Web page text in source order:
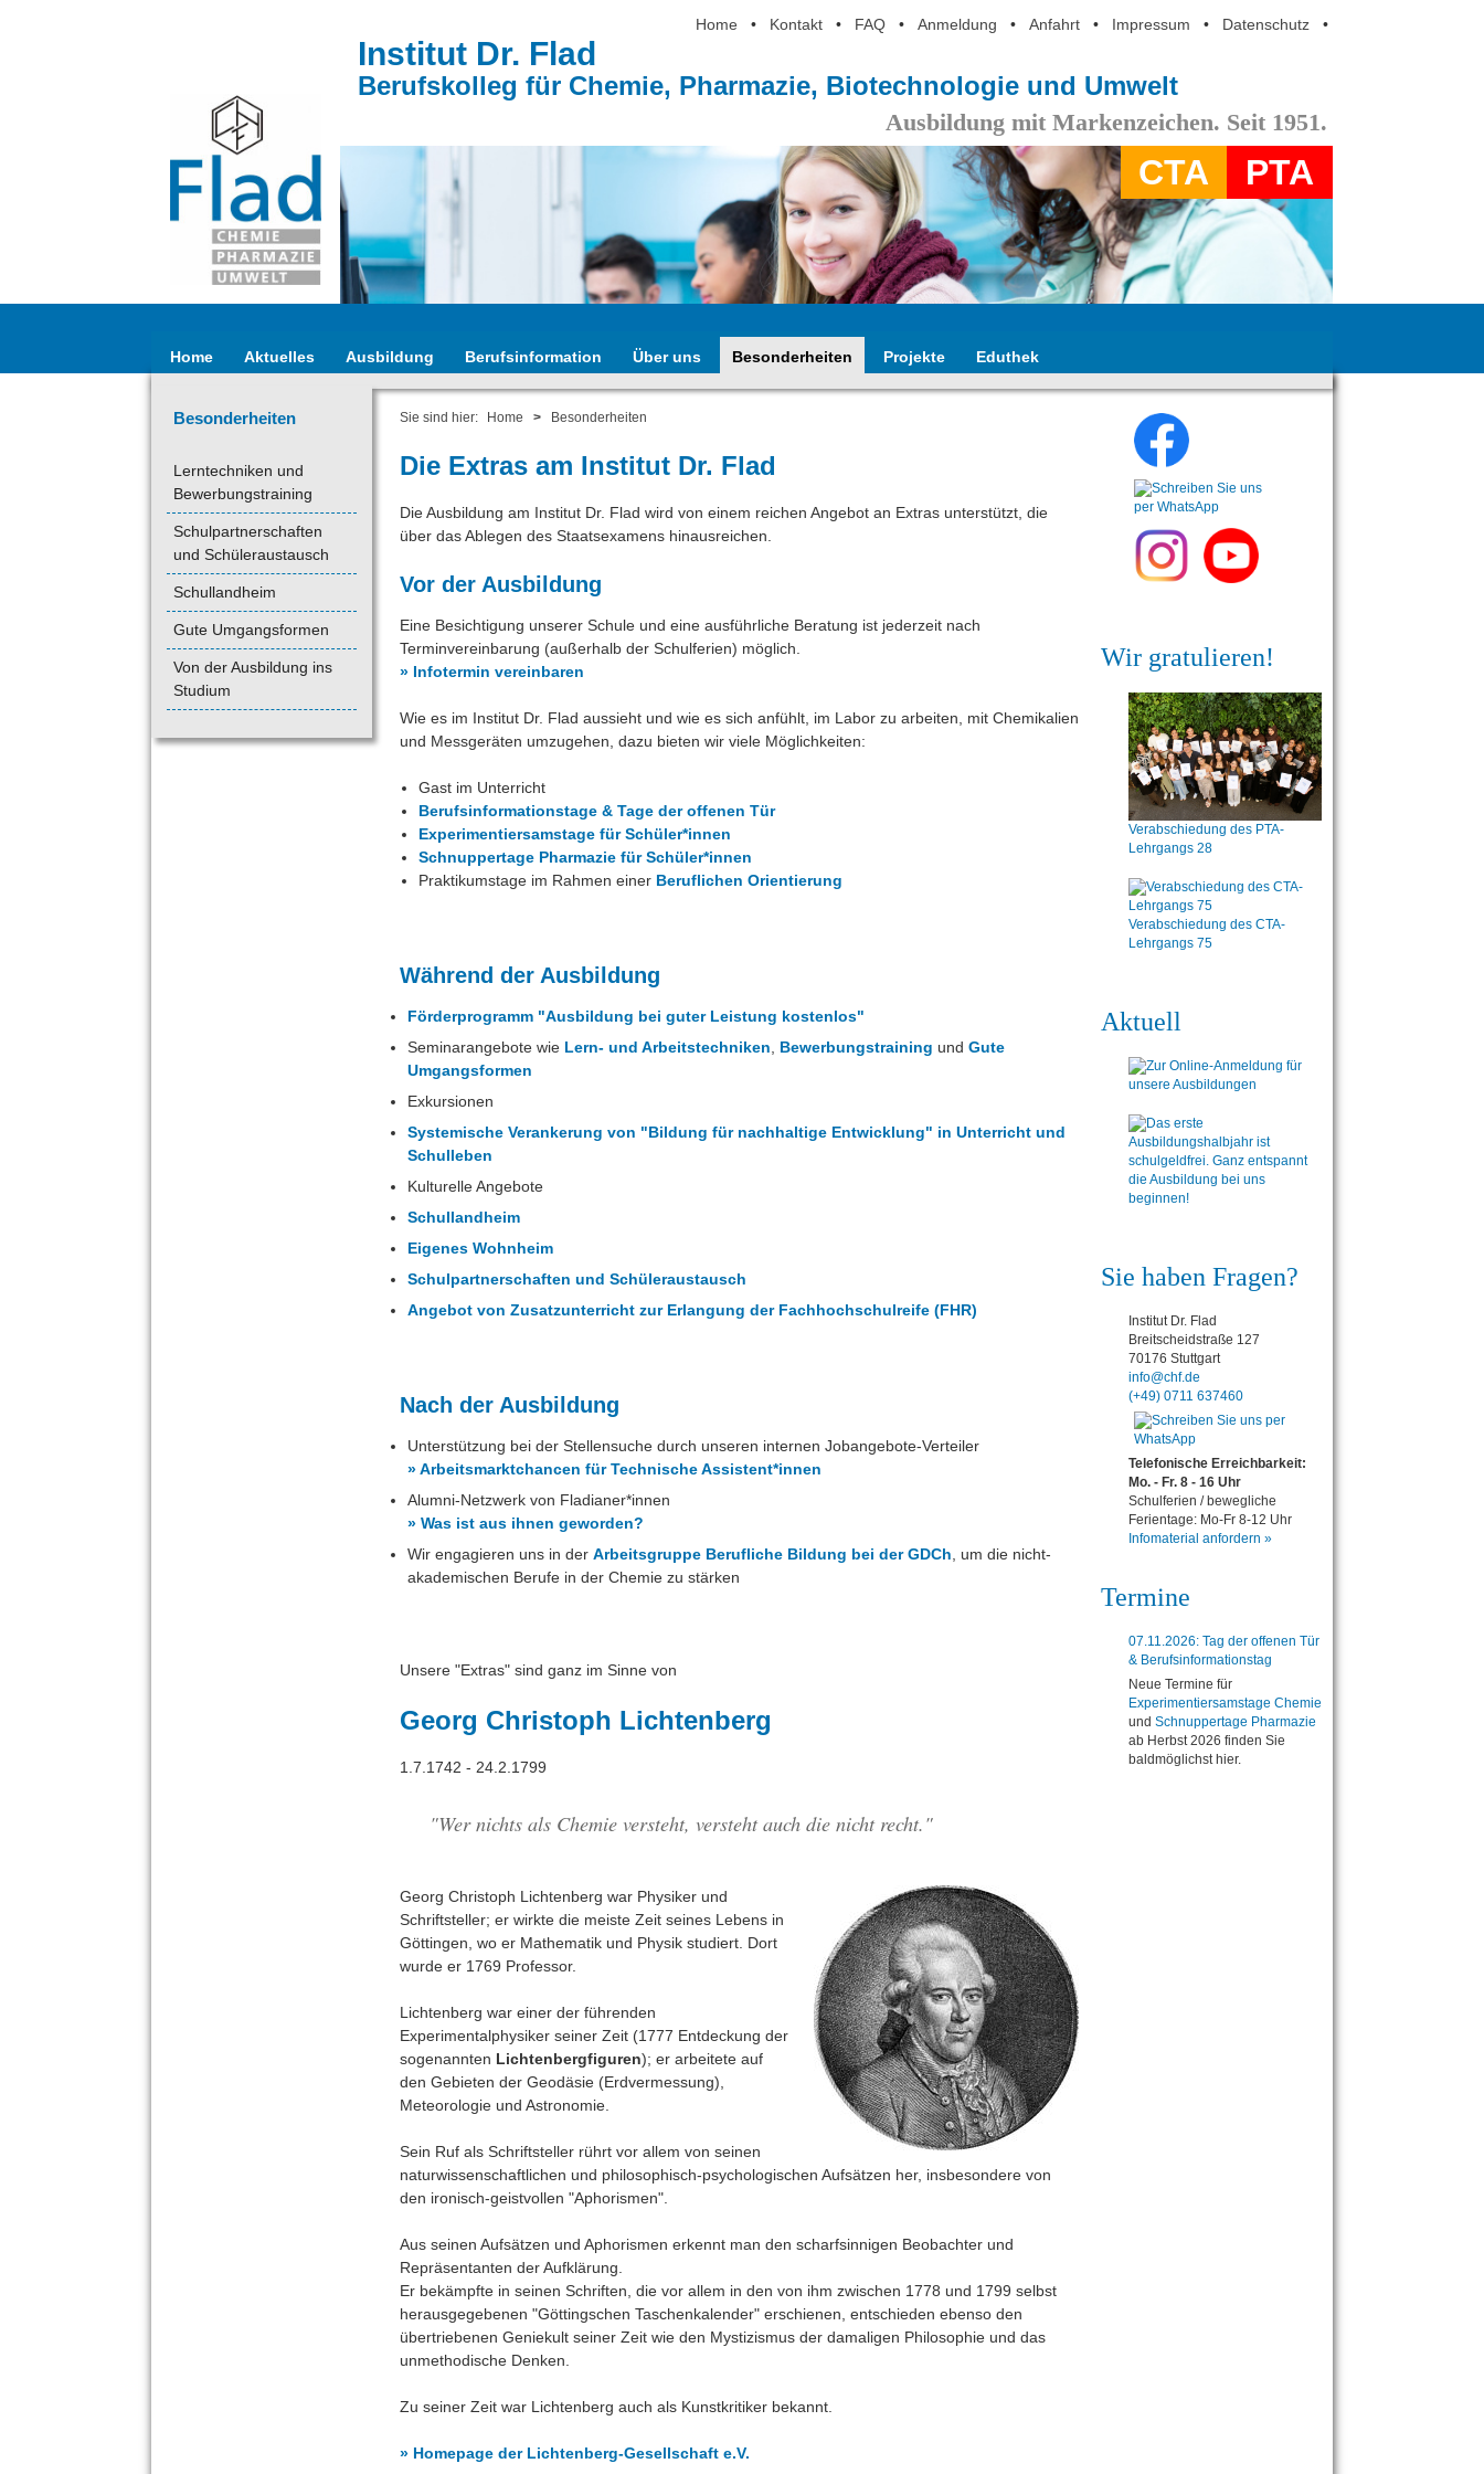
Home • Kontakt • FAQ • Anmeldung • Anfahrt • Impressum • Datenschutz •
Institut Dr. Flad
Berufskolleg für Chemie, Pharmazie, Biotechnologie und Umwelt
Ausbildung mit Markenzeichen. Seit 1951.
CTA PTA
Home Aktuelles Ausbildung Berufsinformation Über uns Besonderheiten Projekte Eduthek
Besonderheiten
Lerntechniken und
Bewerbungstraining
Schulpartnerschaften
und Schüleraustausch
Schullandheim
Gute Umgangsformen
Von der Ausbildung ins
Studium
Sie sind hier: Home > Besonderheiten
Die Extras am Institut Dr. Flad
Die Ausbildung am Institut Dr. Flad wird von einem reichen Angebot an Extras unterstützt, die
über das Ablegen des Staatsexamens hinausreichen.
Vor der Ausbildung
Eine Besichtigung unserer Schule und eine ausführliche Beratung ist jederzeit nach
Terminvereinbarung (außerhalb der Schulferien) möglich.
» Infotermin vereinbaren
Wie es im Institut Dr. Flad aussieht und wie es sich anfühlt, im Labor zu arbeiten, mit Chemikalien
und Messgeräten umzugehen, dazu bieten wir viele Möglichkeiten:
Gast im Unterricht
Berufsinformationstage & Tage der offenen Tür
Experimentiersamstage für Schüler*innen
Schnuppertage Pharmazie für Schüler*innen
Praktikumstage im Rahmen einer Beruflichen Orientierung
Während der Ausbildung
Förderprogramm "Ausbildung bei guter Leistung kostenlos"
Seminarangebote wie Lern- und Arbeitstechniken Bewerbungstraining und Gute
Umgangsformen
Exkursionen
Systemische Verankerung von "Bildung für nachhaltige Entwicklung" in Unterricht und
Schulleben
Kulturelle Angebote
Schullandheim
Eigenes Wohnheim
Schulpartnerschaften und Schüleraustausch
Angebot von Zusatzunterricht zur Erlangung der Fachhochschulreife (FHR)
Nach der Ausbildung
Unterstützung bei der Stellensuche durch unseren internen Jobangebote-Verteiler
» Arbeitsmarktchancen für Technische Assistent*innen
Alumni-Netzwerk von Fladianer*innen
» Was ist aus ihnen geworden?
Wir engagieren uns in der Arbeitsgruppe Berufliche Bildung bei der GDCh , um die nicht-
akademischen Berufe in der Chemie zu stärken
Unsere "Extras" sind ganz im Sinne von
Georg Christoph Lichtenberg
1.7.1742 - 24.2.1799
"Wer nichts als Chemie versteht, versteht auch die nicht recht."
Georg Christoph Lichtenberg war Physiker und
Schriftsteller; er wirkte die meiste Zeit seines Lebens in
Göttingen, wo er Mathematik und Physik studiert. Dort
wurde er 1769 Professor.
Lichtenberg war einer der führenden
Experimentalphysiker seiner Zeit (1777 Entdeckung der
sogenannten Lichtenbergfiguren); er arbeitete auf
den Gebieten der Geodäsie (Erdvermessung),
Meteorologie und Astronomie.
Sein Ruf als Schriftsteller rührt vor allem von seinen
naturwissenschaftlichen und philosophisch-psychologischen Aufsätzen her, insbesondere von
den ironisch-geistvollen "Aphorismen".
Aus seinen Aufsätzen und Aphorismen erkennt man den scharfsinnigen Beobachter und
Repräsentanten der Aufklärung.
Er bekämpfte in seinen Schriften, die vor allem in den von ihm zwischen 1778 und 1799 selbst
herausgegebenen "Göttingschen Taschenkalender" erschienen, entschieden ebenso den
übertriebenen Geniekult seiner Zeit wie den Mystizismus der damaligen Philosophie und das
unmethodische Denken.
Zu seiner Zeit war Lichtenberg auch als Kunstkritiker bekannt.
» Homepage der Lichtenberg-Gesellschaft e.V.
Wir gratulieren!
Verabschiedung des PTA-
Lehrgangs 28
Verabschiedung des CTA-
Lehrgangs 75
Aktuell
Sie haben Fragen?
Institut Dr. Flad
Breitscheidstraße 127
70176 Stuttgart
info@chf.de
(+49) 0711 637460
Telefonische Erreichbarkeit:
Mo. - Fr. 8 - 16 Uhr
Schulferien / bewegliche
Ferientage: Mo-Fr 8-12 Uhr
Infomaterial anfordern »
Termine
07.11.2026: Tag der offenen Tür
& Berufsinformationstag
Neue Termine für
Experimentiersamstage Chemie
und Schnuppertage Pharmazie
ab Herbst 2026 finden Sie
baldmöglichst hier.